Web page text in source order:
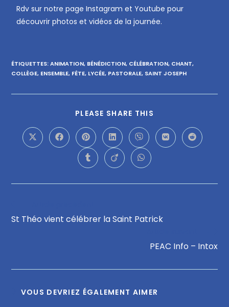
Rdv sur notre page Instagram et Youtube pour
découvrir photos et vidéos de la journée.
ÉTIQUETTES:ANIMATION, BÉNÉDICTION, CÉLÉBRATION, CHANT,
COLLÈGE, ENSEMBLE, FÊTE, LYCÉE, PASTORALE, SAINT JOSEPH
PLEASE SHARE THIS
St Théo vient célébrer la Saint Patrick
PEAC Info – Intox
VOUS DEVRIEZ ÉGALEMENT AIMER